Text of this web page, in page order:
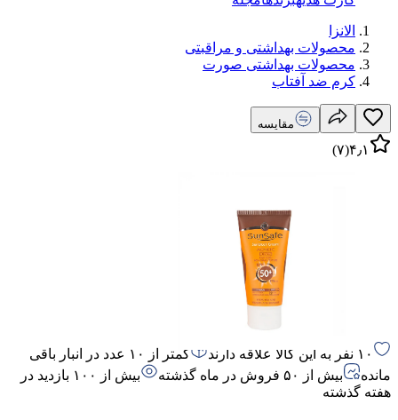
الانزا
محصولات بهداشتی و مراقبتی
محصولات بهداشتی صورت
کرم ضد آفتاب
مقایسه
۴٫۱(۷)
۱۰ نفر به این کالا علاقه دارند
کمتر از ۱۰ عدد در انبار باقی
مانده
بیش از ۵۰ فروش در ماه گذشته
بیش از ۱۰۰ بازدید در
هفته گذشته